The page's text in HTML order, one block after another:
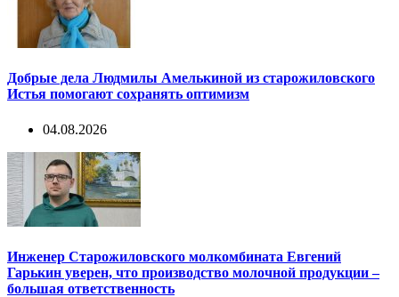
Добрые дела Людмилы Амелькиной из старожиловского
Истья помогают сохранять оптимизм
04.08.2026
Инженер Старожиловского молкомбината Евгений
Гарькин уверен, что производство молочной продукции –
большая ответственность